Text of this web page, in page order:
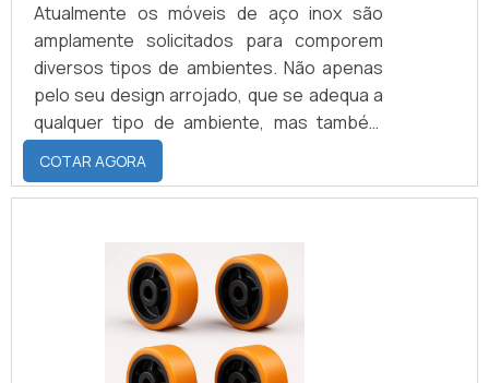
Atualmente os móveis de aço inox são
amplamente solicitados para comporem
diversos tipos de ambientes. Não apenas
pelo seu design arrojado, que se adequa a
qualquer tipo de ambiente, mas também
porque os móveis em aço inox
proporcionam várias vantagens em sua
utilização, como: Custo-benefício;
Limpeza.Onde adquirirPara adquirir móveis
em aço inox com qualidade é essencial
poder contar com uma empresa fabricante.
Esse tipo de empresa é capaz de fabricar
COTAR AGORA